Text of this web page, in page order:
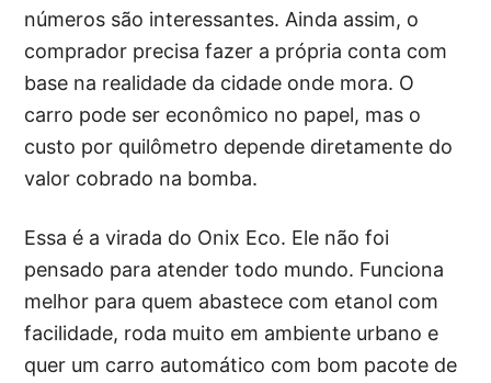
números são interessantes. Ainda assim, o
comprador precisa fazer a própria conta com
base na realidade da cidade onde mora. O
carro pode ser econômico no papel, mas o
custo por quilômetro depende diretamente do
valor cobrado na bomba.
Essa é a virada do Onix Eco. Ele não foi
pensado para atender todo mundo. Funciona
melhor para quem abastece com etanol com
facilidade, roda muito em ambiente urbano e
quer um carro automático com bom pacote de